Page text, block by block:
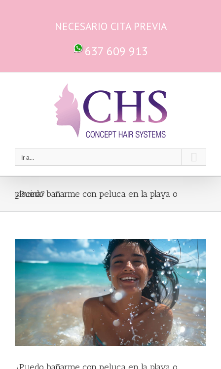
NECESARIO CITA PREVIA
637 609 913
Ir a...
¿Puedo bañarme con peluca en la playa o piscina?
más
grande